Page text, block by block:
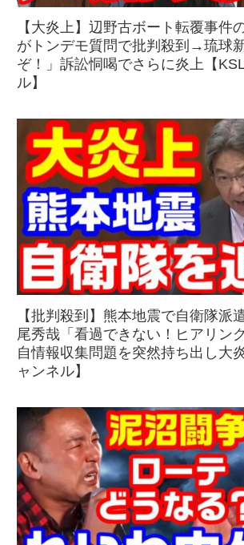
【大炎上】辺野古ボート転覆事件
がトンデモ質問で批判殺到→琉球
ぞ！」訴訟恫喝でさらに炎上【
ル】
【批判殺到】熊本地震で自衛隊
尾秀哉「看過できない！ヒアリン
自情報収集問題を突然持ち出し大
ャンネル】